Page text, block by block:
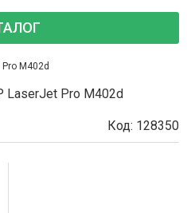
M402d
LaserJet Pro M402d
Код: 128350